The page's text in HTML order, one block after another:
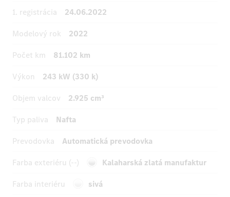
1. registrácia
24.06.2022
Modelový rok
2022
Počet km
81.102 km
Výkon
243 kW (330 k)
Objem valcov
2.925 cm³
Typ paliva
Nafta
Prevodovka
Automatická prevodovka
Farba exteriéru (--)
Kalaharská zlatá manufaktur
Farba interiéru
sivá